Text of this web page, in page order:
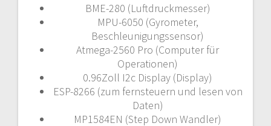
BME-280 (Luftdruckmesser)
MPU-6050 (Gyrometer,
Beschleunigungssensor)
Atmega-2560 Pro (Computer für
Operationen)
0.96Zoll I2c Display (Display)
ESP-8266 (zum fernsteuern und lesen von
Daten)
MP1584EN (Step Down Wandler)